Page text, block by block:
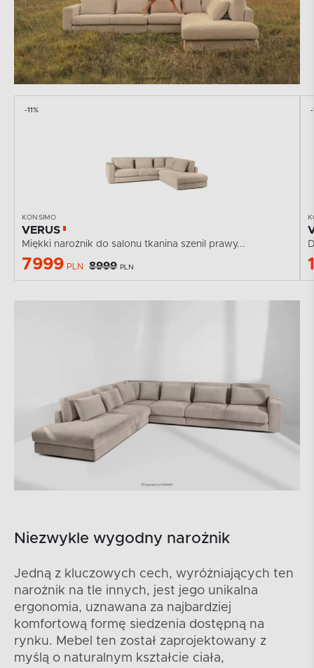
-11%
KONSIMO
VERUS
Miękki narożnik do salonu tkanina szenil prawy...
7999 PLN 8999 PLN
-
Niezwykle wygodny narożnik
Jedną z kluczowych cech, wyróżniających ten
narożnik na tle innych, jest jego unikalna
ergonomia, uznawana za najbardziej
komfortową formę siedzenia dostępną na
rynku. Mebel ten został zaprojektowany z
myślą o naturalnym kształcie ciała,